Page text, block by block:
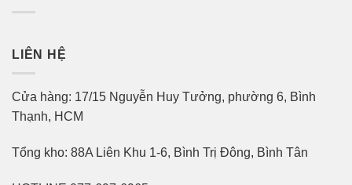
LIÊN HỆ
Cửa hàng: 17/15 Nguyễn Huy Tưởng, phường 6, Bình
Thạnh, HCM
Tổng kho: 88A Liên Khu 1-6, Bình Trị Đông, Bình Tân